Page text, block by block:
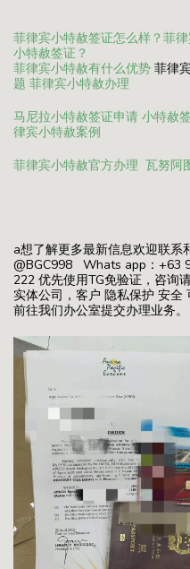
菲律宾小特赦签证怎么样？ 菲
小特赦签证？
菲律宾小特赦有什么优势 菲律
题 菲律宾小特赦办理
马尼拉小特赦签证申请 小特赦
律宾小特赦案例
菲律宾小特赦官方办理 瓦努阿
a想了解更多最新信息欢迎联系
@BGC998 Whats app：+63
222 优先使用TG免验证，咨询
实体公司，客户 隐私保护 安
前往我们办公室提交办理业务。